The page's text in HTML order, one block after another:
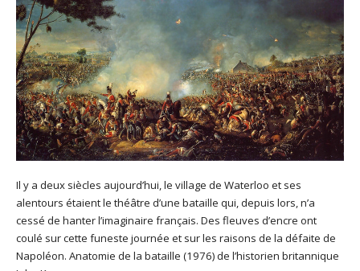
Il y a deux siècles aujourd’hui, le village de Waterloo et ses
alentours étaient le théâtre d’une bataille qui, depuis lors, n’a
cessé de hanter l’imaginaire français. Des fleuves d’encre ont
coulé sur cette funeste journée et sur les raisons de la défaite de
Napoléon. Anatomie de la bataille (1976) de l’historien britannique